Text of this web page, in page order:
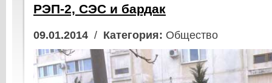
РЭП-2, СЭС и бардак
09.01.2014 / Категория: Общество